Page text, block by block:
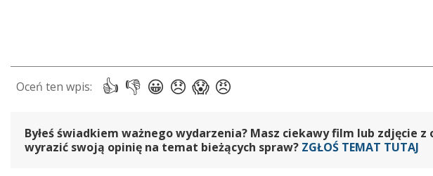
Byłeś świadkiem ważnego wydarzenia? Masz ciekawy film lub zdjęcie z
wyrazić swoją opinię na temat bieżących spraw? ZGŁOŚ TEMAT TUTAJ